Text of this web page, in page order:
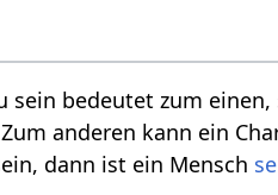
sein bedeutet zum
anderen kann ein
dann ist ein Mensch